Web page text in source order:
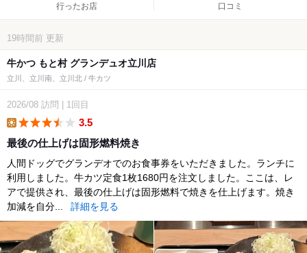
行ったお店 口コミ
19時間前 更新
牛かつ もと村 グランデュオ立川店
立川、立川南、立川北 / 牛カツ
2026/08 訪問 1回目
3.5
最後の仕上げは固形燃料焼き
人間ドッグでグランデオでのお食事券をいただきました。ランチに
利用しました。牛カツ定食1枚1680円を注文しました。ここは、レ
アで提供され、最後の仕上げは固形燃料で焼きを仕上げます。焼き
加減を自分...
詳細を見る